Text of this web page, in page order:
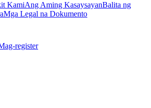
KamiAng Aming KasaysayanBalita ng
Mga Legal na Dokumento
register